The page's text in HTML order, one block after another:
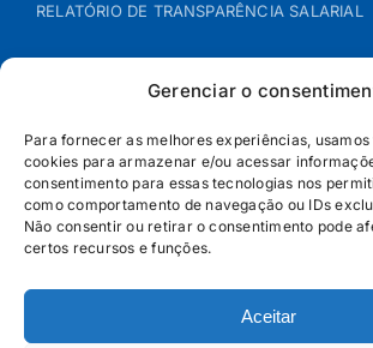
Gerenciar o
Para fornecer as melhores experiências,
cookies para armazenar e/ou acessar
consentimento para essas tecnologias nos
como comportamento de navegação ou IDs
Não consentir ou retirar o consentimento pode
certos recursos e funções.
Aceitar
RELATÓRIO DE TRANSPARÊNCIA SALARIAL
POLÍTICA DE COOKIES
POLÍTICA DE PRIVACIDADE